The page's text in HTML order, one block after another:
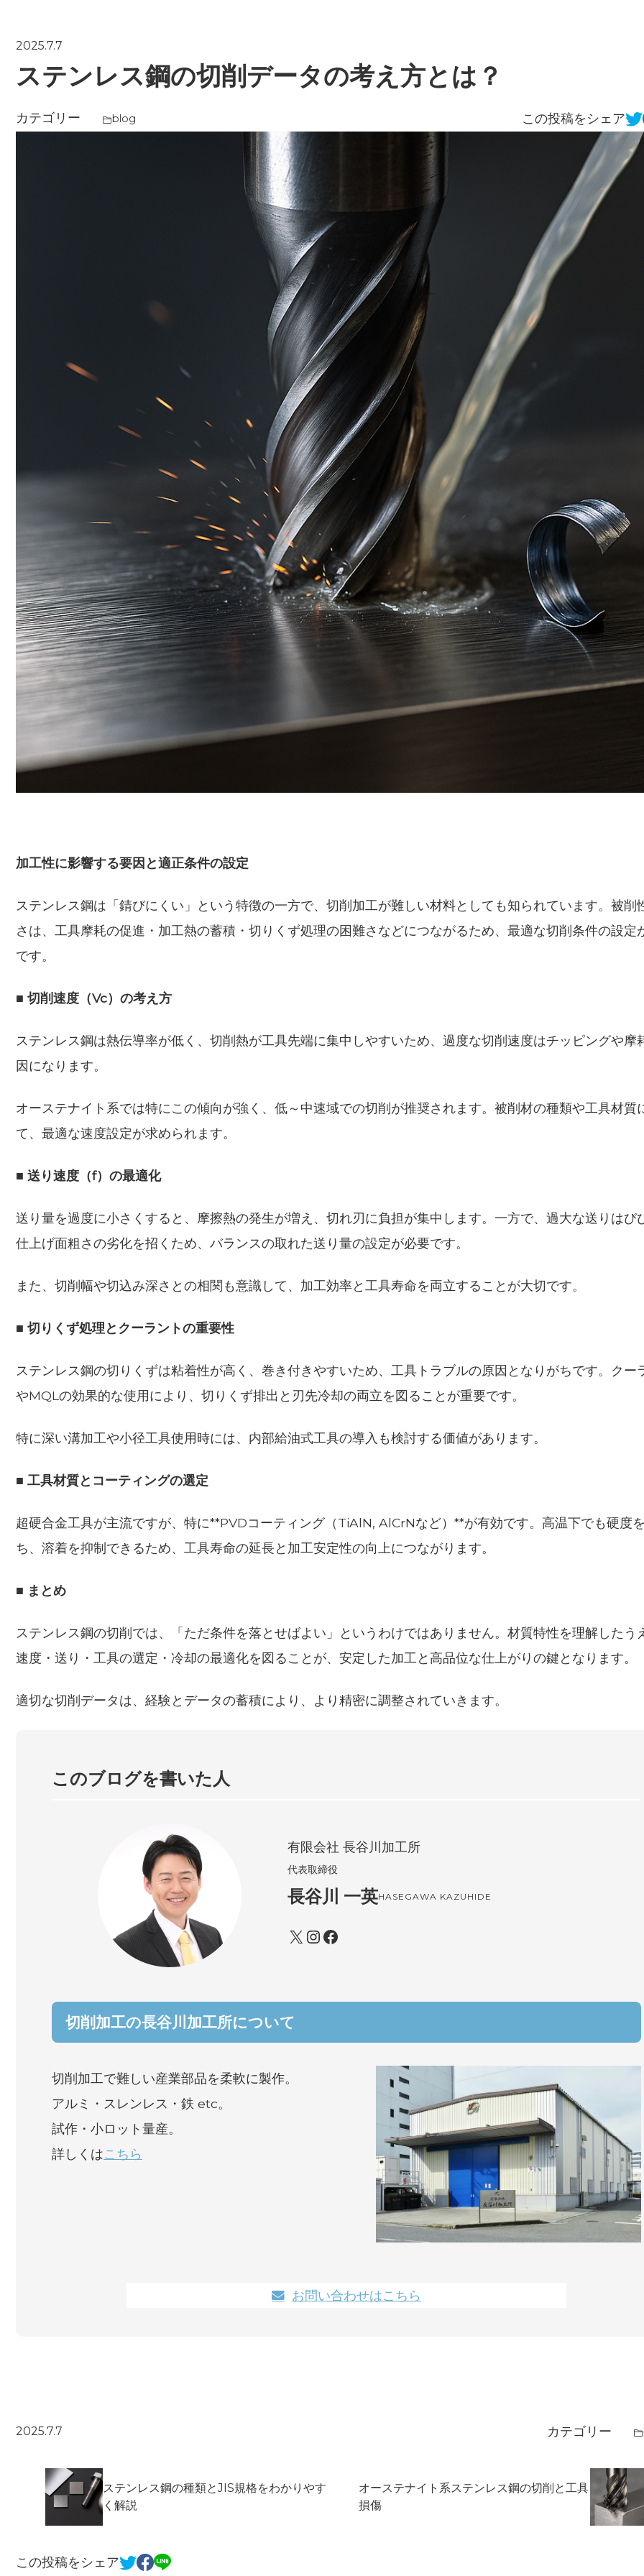
2025.7.7
ステンレス鋼の切削データの考え方とは？
カテゴリー blog この投稿をシェア
加工性に影響する要因と適正条件の設定
ステンレス鋼は「錆びにくい」という特徴の一方で、切削加工が難しい材料としても知られています。被削
さは、工具摩耗の促進・加工熱の蓄積・切りくず処理の困難さなどにつながるため、最適な切削条件の設定
です。
■ 切削速度（Vc）の考え方
ステンレス鋼は熱伝導率が低く、切削熱が工具先端に集中しやすいため、過度な切削速度はチッピングや摩
因になります。
オーステナイト系では特にこの傾向が強く、低～中速域での切削が推奨されます。被削材の種類や工具材質
て、最適な速度設定が求められます。
■ 送り速度（f）の最適化
送り量を過度に小さくすると、摩擦熱の発生が増え、切れ刃に負担が集中します。一方で、過大な送りはび
仕上げ面粗さの劣化を招くため、バランスの取れた送り量の設定が必要です。
また、切削幅や切込み深さとの相関も意識して、加工効率と工具寿命を両立することが大切です。
■ 切りくず処理とクーラントの重要性
ステンレス鋼の切りくずは粘着性が高く、巻き付きやすいため、工具トラブルの原因となりがちです。クー
やMQLの効果的な使用により、切りくず排出と刃先冷却の両立を図ることが重要です。
特に深い溝加工や小径工具使用時には、内部給油式工具の導入も検討する価値があります。
■ 工具材質とコーティングの選定
超硬合金工具が主流ですが、特に**PVDコーティング（TiAlN, AlCrNなど）**が有効です。高温下でも硬度
ち、溶着を抑制できるため、工具寿命の延長と加工安定性の向上につながります。
■ まとめ
ステンレス鋼の切削では、「ただ条件を落とせばよい」というわけではありません。材質特性を理解したう
速度・送り・工具の選定・冷却の最適化を図ることが、安定した加工と高品位な仕上がりの鍵となります。
適切な切削データは、経験とデータの蓄積により、より精密に調整されていきます。
このブログを書いた人
有限会社 長谷川加⼯所
代表取締役
長谷川 一英HASEGAWA KAZUHIDE
切削加⼯の長谷川加⼯所について
切削加⼯で難しい産業部品を柔軟に製作。
アルミ・スレンレス・鉄 etc。
試作・⼩ロット量産。
詳しくはこちら
お問い合わせはこちら
2025.7.7 カテゴリー
ステンレス鋼の種類とJIS規格をわかりやす
く解説
オーステナイト系ステンレス鋼の切削と工具
損傷
この投稿をシェア